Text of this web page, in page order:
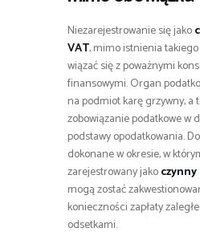
Niezarejestrowanie się jako
VAT, mimo istnienia
wiązać się z poważnymi
finansowymi. Organ
na podmiot karę grzywny, a
zobowiązanie podatkowe w
podstawy opodatkowania.
dokonane w okresie, w
zarejestrowany jako
mogą zostać
konieczności zapłaty
odsetkami.